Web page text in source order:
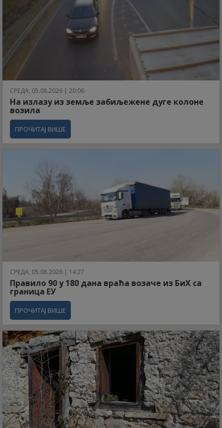
СРЕДА, 05.08.2026 | 20:06
На излазу из земље забиљежене дуге колоне
возила
ПРОЧИТАЈ ВИШЕ
СРЕДА, 05.08.2026 | 14:27
Правило 90 у 180 дана враћа возаче из БиХ са
граница ЕУ
ПРОЧИТАЈ ВИШЕ